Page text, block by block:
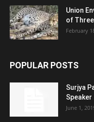
Union
of
February
POPULAR POSTS
Surjya
Speaker
June 1,